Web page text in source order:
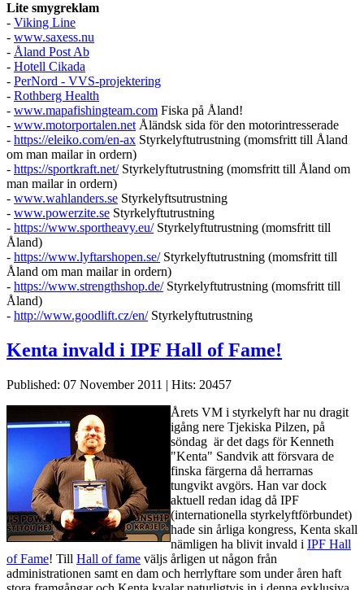
Lite smygreklam
- Viking Line
- www.saxess.nu
- Åland Post Ab
- Hotell Cikada
- PerNord - VVS-projektering
- Rothberg Health
- www.mapafishingteam.com Fiska på Åland!
- www.motorportalen.net Åländsk sida för den motorintresserade
- https://eleiko.com/en-ax Styrkelyftutrustning (momsfritt till Åland
om man mailar in ordern)
- https://sportkraft.net/Styrkelyftutrustning (momsfritt till Åland om
man mailar in ordern)
- www.wahlanders.se Styrkelyftsutrustning
- www.powerzite.se Styrkelyftutrustning
- https://www.sportheavy.eu/Styrkelyftutrustning (momsfritt till
Åland)
- https://www.lyftarshopen.se/Styrkelyftutrustning (momsfritt till
Åland om man mailar in ordern)
- https://www.strengthshop.de/Styrkelyftutrustning (momsfritt till
Åland)
- http://www.goodlift.cz/en/Styrkelyftutrustning
Kenta invald i IPF Hall of Fame!
Published: 07 November 2011 | Hits: 20457
Årets VM i styrkelyft har nu dragit
igång nere Tjekiska Pilzen, på
söndag är det dags för Kenneth
"Kenta" Sandvik att försvara de
finska färgerna då herrarnas
tungvikt avgörs. Han var dock
aktuell redan idag då IPF
(internationella styrkelyftförbundet)
hade sin årliga kongress, Kenta skall
nämligen ha blivit invald i IPF Hall
of Fame! Till Hall of fame väljs årligen ut någon från
administrationen samt en dam och herrlyftare som under åren haft